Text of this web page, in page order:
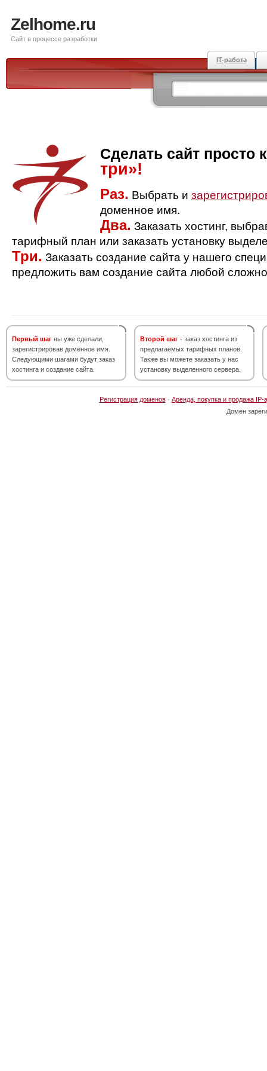
Zelhome.ru
Сайт в процессе разработки
IT-работа
Сделать сайт просто
три»!
Раз. Выбрать и
доменное имя.
Два. Заказать хостинг,
тарифный план или заказать установку
Три. Заказать создание сайта у нашего
предложить вам создание сайта любой
Первый шаг вы уже сделали,
зарегистрировав доменное имя.
Следующими шагами будут заказ
хостинга и создание сайта.
Второй шаг - заказ хостинга из
предлагаемых тарифных планов.
Также вы можете заказать у нас
установку выделенного сервера.
Регистрация доменов· Аренда, покупка и продажа IP-
Домен